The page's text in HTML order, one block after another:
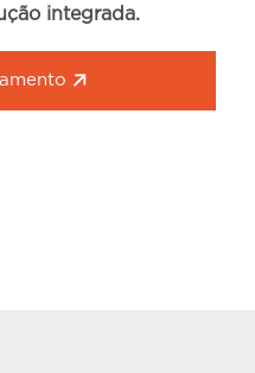
integrada.